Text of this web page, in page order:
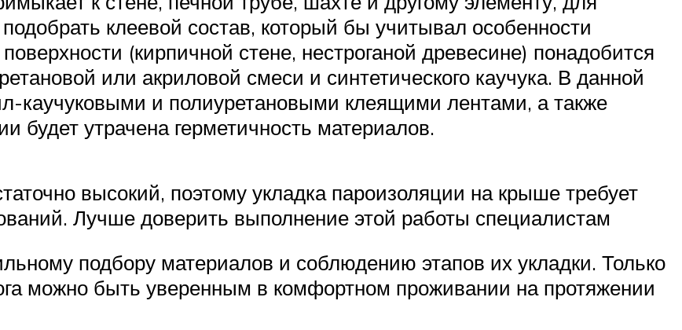
клеевой состав, который бы учитывал особенности
(кирпичной стене, нестроганой древесине) понадобится
или акриловой смеси и синтетического каучука. В данной
каучуковыми и полиуретановыми клеящими лентами, а также
будет утрачена герметичность материалов.
высокий, поэтому укладка пароизоляции на крыше требует
Лучше доверить выполнение этой работы специалистам
подбору материалов и соблюдению этапов их укладки. Только
можно быть уверенным в комфортном проживании на протяжении